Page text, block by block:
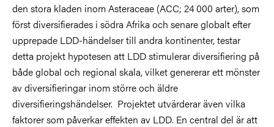
den stora kladen inom Asteraceae (ACC; 24 000 arter), som
först diversifierades i södra Afrika och senare globalt efter
upprepade LDD-händelser till andra kontinenter, testar
detta projekt hypotesen att LDD stimulerar diversifiering på
både global och regional skala, vilket genererar ett mönster
av diversifieringar inom större och äldre
diversifieringshändelser. Projektet utvärderar även vilka
faktorer som påverkar effekten av LDD. En central del är att